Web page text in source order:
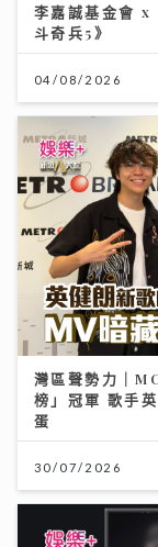
李嘉誠基金會 x
斗奇兵5》
04/08/2026
灣區聲勢力｜
榜」冠軍 歌手
蛋
30/07/2026